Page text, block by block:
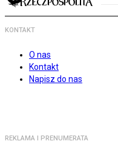
KONTAKT
O nas
Kontakt
Napisz do nas
REKLAMA I PRENUMERATA